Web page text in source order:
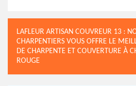
LAFLEUR ARTISAN COUVREUR 13 :
CHARPENTIERS VOUS OFFRE LE
DE CHARPENTE ET COUVERTURE À
ROUGE